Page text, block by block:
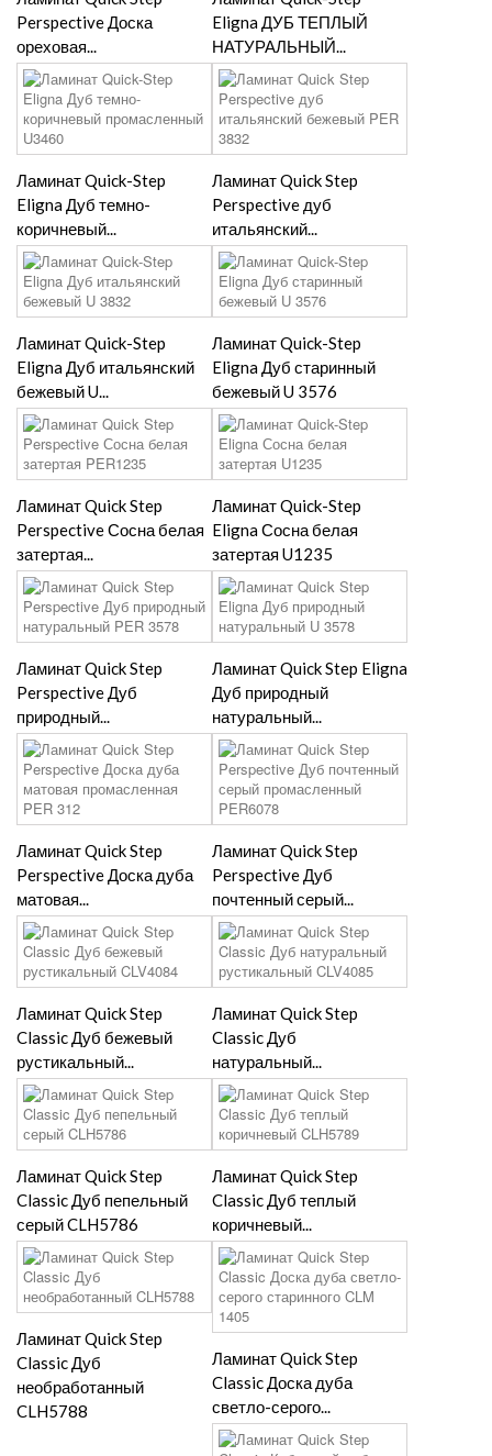
Perspective Доска
ореховая...
Eligna ДУБ ТЕПЛЫЙ
НАТУРАЛЬНЫЙ...
Ламинат Quick-Step
Eligna Дуб темно-
коричневый...
Ламинат Quick Step
Perspective дуб
итальянский...
Ламинат Quick-Step
Eligna Дуб итальянский
бежевый U...
Ламинат Quick-Step
Eligna Дуб старинный
бежевый U 3576
Ламинат Quick Step
Perspective Сосна белая
затертая...
Ламинат Quick-Step
Eligna Сосна белая
затертая U1235
Ламинат Quick Step
Perspective Дуб
природный...
Ламинат Quick Step Eligna
Дуб природный
натуральный...
Ламинат Quick Step
Perspective Доска дуба
матовая...
Ламинат Quick Step
Perspective Дуб
почтенный серый...
Ламинат Quick Step
Classic Дуб бежевый
рустикальный...
Ламинат Quick Step
Classic Дуб
натуральный...
Ламинат Quick Step
Classic Дуб пепельный
серый CLH5786
Ламинат Quick Step
Classic Дуб теплый
коричневый...
Ламинат Quick Step
Classic Дуб
необработанный
CLH5788
Ламинат Quick Step
Classic Доска дуба
светло-серого...